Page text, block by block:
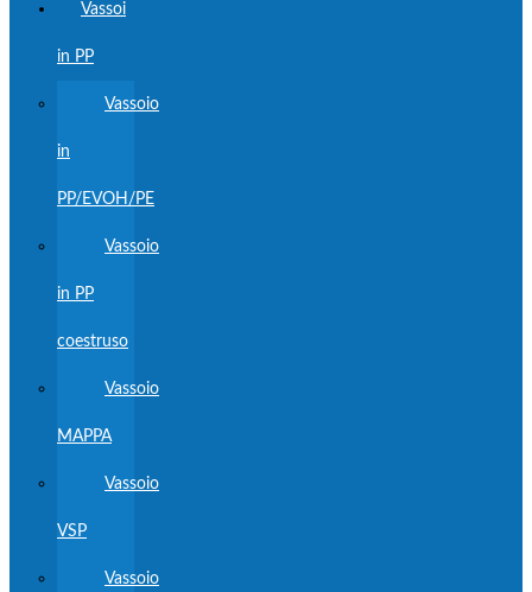
Vassoi
in PP
Vassoio
in
PP/EVOH/PE
Vassoio
in PP
coestruso
Vassoio
MAPPA
Vassoio
VSP
Vassoio